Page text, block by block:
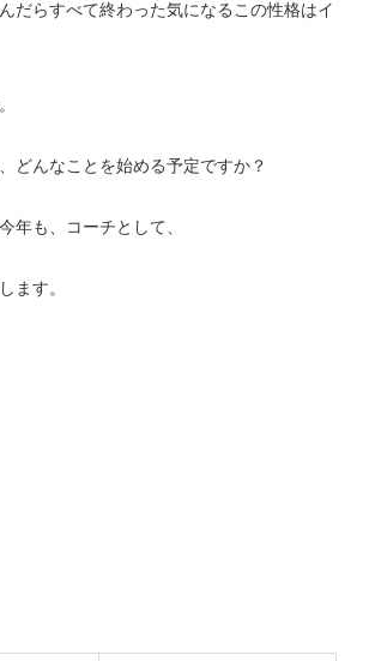
だらすべて終わった気になるこの性格はイ
どんなことを始める予定ですか？
年も、コーチとして、
ます。